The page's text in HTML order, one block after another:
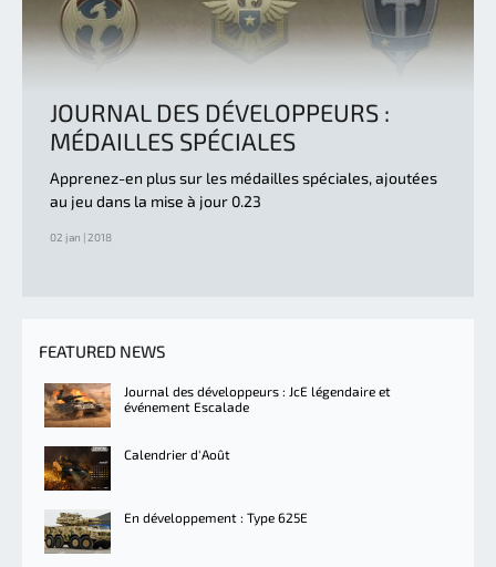
JOURNAL DES DÉVELOPPEURS :
MÉDAILLES SPÉCIALES
Apprenez-en plus sur les médailles spéciales, ajoutées
au jeu dans la mise à jour 0.23
02 jan | 2018
FEATURED NEWS
Journal des développeurs : JcE légendaire et
événement Escalade
Calendrier d'Août
En développement : Type 625E